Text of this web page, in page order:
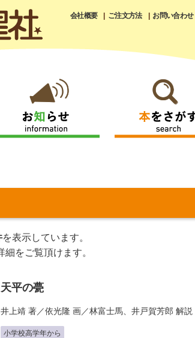
会社概要 ご注文方法 お問い合わせ
を表示しています。
をご覧頂けます。
天平の甍
井上靖 著／依光隆 画／林富士馬 井戸賀芳郎 解説
小学校高学年から